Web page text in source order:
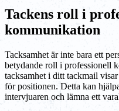
Tackens roll i
kommunikation
Tacksamhet är inte bara ett
betydande roll i professionell
tacksamhet i ditt tackmail
för positionen. Detta kan
intervjuaren och lämna ett